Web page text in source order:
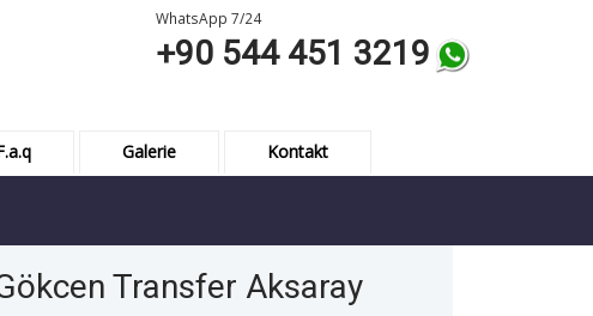
WhatsApp 7/24
+90 544 451 3219
Galerie Kontakt
Transfer Aksaray